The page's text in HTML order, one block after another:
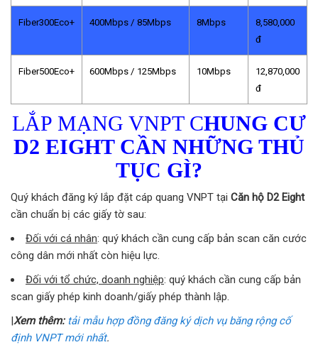
Fiber300Eco+ 400Mbps / 85Mbps 8Mbps
8,580,000
đ
Fiber500Eco+ 600Mbps / 125Mbps 10Mbps
12,870,000
đ
LẮP MẠNG VNPT CHUNG CƯ
D2 EIGHT CẦN NHỮNG THỦ
TỤC GÌ?
Quý khách đăng ký lắp đặt cáp quang VNPT tại Căn hộ D2 Eight
cần chuẩn bị các giấy tờ sau:
Đối với cá nhân: quý khách cần cung cấp bản scan căn cước
công dân mới nhất còn hiệu lực.
Đối với tổ chức, doanh nghiệp: quý khách cần cung cấp bản
scan giấy phép kinh doanh/giấy phép thành lập.
|Xem thêm: tải mẫu hợp đồng đăng ký dịch vụ băng rộng cố
định VNPT mới nhất.